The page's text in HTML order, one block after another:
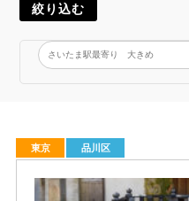
絞り込む
東京 品川区